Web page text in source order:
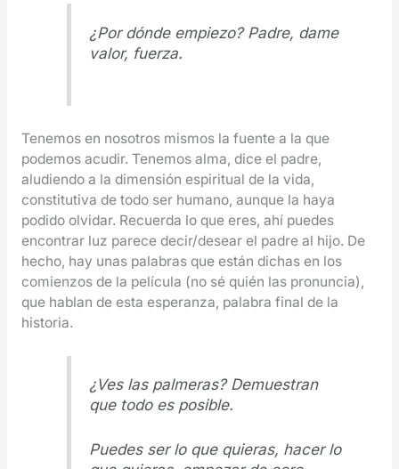
¿Por dónde empiezo? Padre, dame
valor, fuerza.
Tenemos en nosotros mismos la fuente a la que
podemos acudir. Tenemos alma, dice el padre,
aludiendo a la dimensión espiritual de la vida,
constitutiva de todo ser humano, aunque la haya
podido olvidar. Recuerda lo que eres, ahí puedes
encontrar luz parece decir/desear el padre al hijo. De
hecho, hay unas palabras que están dichas en los
comienzos de la película (no sé quién las pronuncia),
que hablan de esta esperanza, palabra final de la
historia.
¿Ves las palmeras? Demuestran
que todo es posible.
Puedes ser lo que quieras, hacer lo